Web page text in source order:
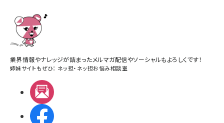
業界情報やナレッジが詰まったメルマガ配信やソーシャルもよろしくです！
姉妹サイトもぜひ： ネッ担・ ネッ担お悩み相談室